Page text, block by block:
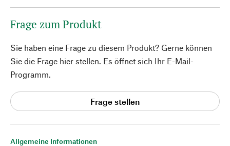
Allgemeine Informationen
Frage zum Produkt
Sie haben eine Frage zu diesem Produkt? Gerne können
Sie die Frage hier stellen. Es öffnet sich Ihr E-Mail-
Programm.
Frage stellen